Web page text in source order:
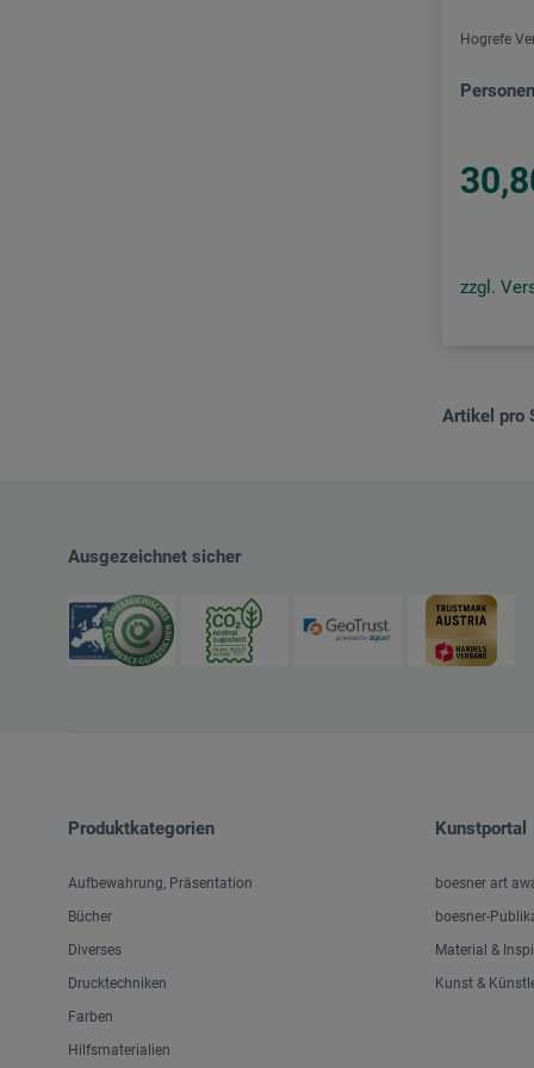
Hogrefe
zzgl.
Artikel pro
Ausgezeichnet sicher
Produktkategorien
Aufbewahrung, Präsentation
Bücher
Diverses
Drucktechniken
Farben
Hilfsmaterialien
Kunstportal
boesner art
boesner-
Material &
Kunst &